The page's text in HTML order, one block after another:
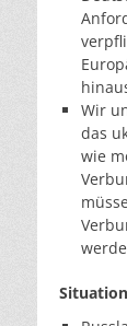
Wir
das
wie